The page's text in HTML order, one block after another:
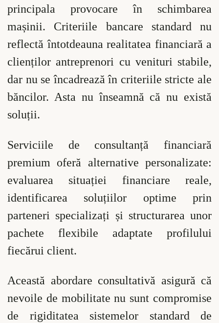
principala provocare în schimbarea
mașinii. Criteriile bancare standard nu
reflectă întotdeauna realitatea financiară a
clienților antreprenori cu venituri stabile,
dar nu se încadrează în criteriile stricte ale
băncilor. Asta nu înseamnă că nu există
soluții.
Serviciile de consultanță financiară
premium oferă alternative personalizate:
evaluarea situației financiare reale,
identificarea soluțiilor optime prin
parteneri specializați și structurarea unor
pachete flexibile adaptate profilului
fiecărui client.
Această abordare consultativă asigură că
nevoile de mobilitate nu sunt compromise
de rigiditatea sistemelor standard de